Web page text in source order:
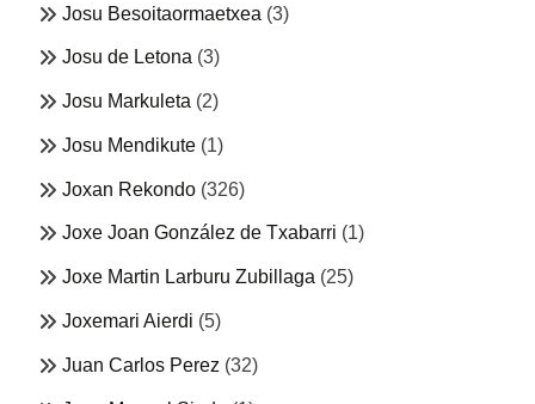
Josu Besoitaormaetxea (3)
Josu de Letona (3)
Josu Markuleta (2)
Josu Mendikute (1)
Joxan Rekondo (326)
Joxe Joan González de Txabarri (1)
Joxe Martin Larburu Zubillaga (25)
Joxemari Aierdi (5)
Juan Carlos Perez (32)